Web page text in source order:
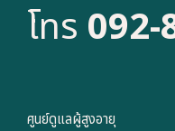
โทร 092-
ศูนย์ดูแลผู้สูงอายุ